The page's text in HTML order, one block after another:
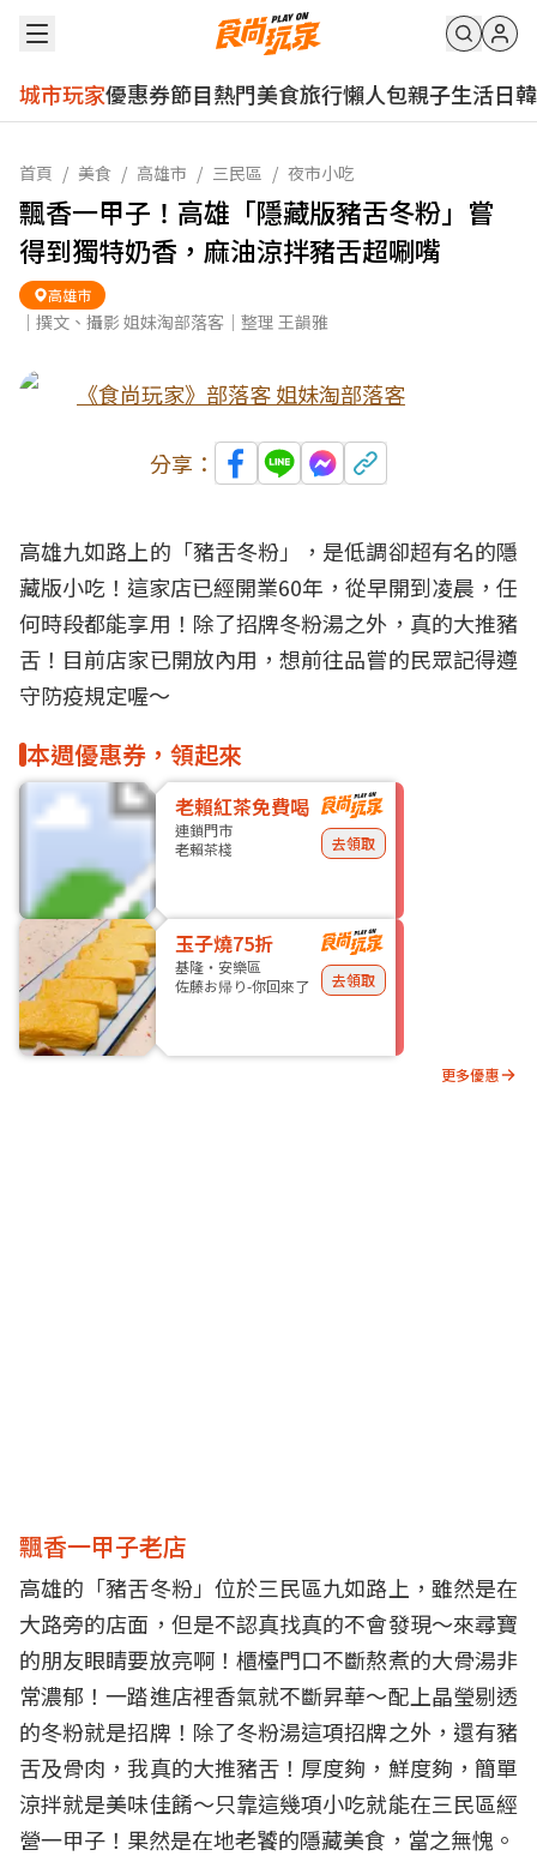
城市玩家優惠券節目熱門美食旅行懶人包親子生活日韓
首頁 / 美食 / 高雄市 / 三民區 / 夜市小吃
飄香一甲子！高雄「隱藏版豬舌冬粉」嘗
得到獨特奶香，麻油涼拌豬舌超唰嘴
高雄市
｜撰文、攝影 姐妹淘部落客｜整理 王韻雅
《食尚玩家》部落客 姐妹淘部落客
分享：
高雄九如路上的「豬舌冬粉 」，是低調卻超有名的隱
藏版小吃！這家店已經開業60年，從早開到凌晨，任
何時段都能享用！除了招牌冬粉湯之外，真的大推豬
舌！目前店家已開放內用，想前往品嘗的民眾記得遵
守防疫規定喔～
本週優惠券，領起來
老賴紅茶免費喝
連鎖門市
老賴茶棧
去領取
玉子燒75折
基隆・安樂區
佐藤お帰り-你回來了
去領取
更多優惠
飄香一甲子老店
高雄的「豬舌冬粉」位於三民區九如路上，雖然是在
大路旁的店面，但是不認真找真的不會發現～來尋寶
的朋友眼睛要放亮啊！櫃檯門口不斷熬煮的大骨湯非
常濃郁！一踏進店裡香氣就不斷昇華～配上晶瑩剔透
的冬粉就是招牌！除了冬粉湯這項招牌之外，還有豬
舌及骨肉，我真的大推豬舌！厚度夠，鮮度夠，簡單
涼拌就是美味佳餚～只靠這幾項小吃就能在三民區經
營一甲子！果然是在地老饕的隱藏美食，當之無愧。